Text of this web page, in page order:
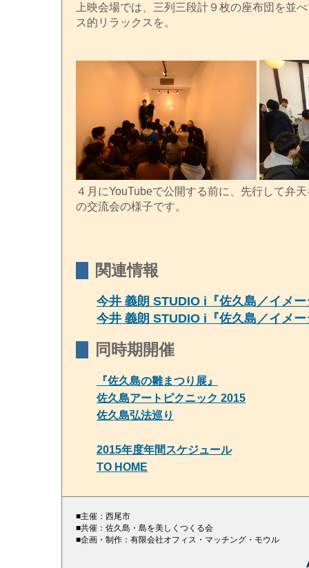
上映会場では、三列三段計９枚の座布団を並
ス的リラックスを。
４月にYouTubeで公開する前に、先行して弁
の交流会の様子です。
関連情報
今井 義朗 STUDIO i『佐久島／イメ
今井 義朗 STUDIO i『佐久島／イメ
同時期開催
『佐久島の雛まつり展』
佐久島アートピクニック 2015
佐久島弘法巡り
2015年度年間スケジュール
TO HOME
■主催：西尾市
■共催：佐久島・島を美しくつくる会
■企画・制作：有限会社オフィス・マッチング・モウル